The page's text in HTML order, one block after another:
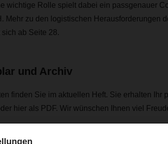
wichtige Rolle spielt dabei ein passgenauer
Mehr zu den logistischen Herausforderungen
ab Seite 28.
und Archiv
finden Sie im aktuellen Heft. Sie erhalten Ihr
hier als PDF. Wir wünschen Ihnen viel